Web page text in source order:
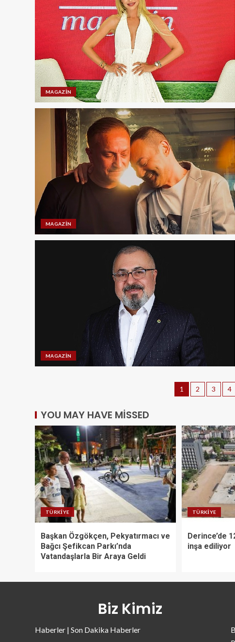
MAGAZIN
MAGAZIN
MAGAZIN
1 2 3 4
YOU MAY HAVE MISSED
TÜRKIYE
Başkan Özgökçen, Pekyatırmacı ve
Bağcı Şefikcan Parkı’nda
Vatandaşlarla Bir Araya Geldi
TÜRKIYE
Derince’de
inşa ediliyor
Biz Kimiz
Haberler | Son Dakika Haberler